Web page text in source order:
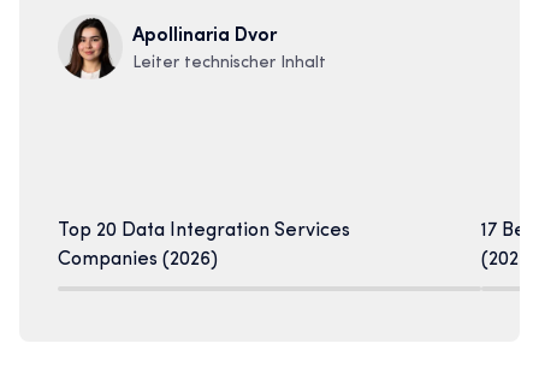
Apollinaria Dvor
Leiter technischer Inhalt
Top 20 Data Integration Services
Companies (2026)
17
(2026)